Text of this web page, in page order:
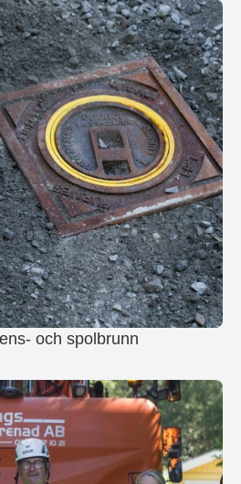
och spolbrunn